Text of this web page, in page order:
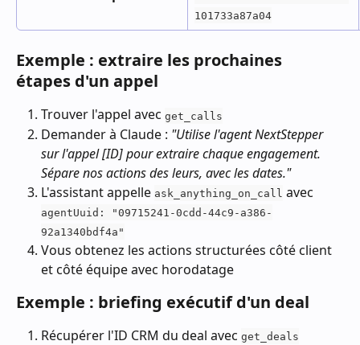
101733a87a04
Exemple : extraire les prochaines
étapes d'un appel
Trouver l'appel avec get_calls
Demander à Claude : "Utilise l'agent NextStepper
sur l'appel [ID] pour extraire chaque engagement.
Sépare nos actions des leurs, avec les dates."
L'assistant appelle ask_anything_on_call avec
agentUuid: "09715241-0cdd-44c9-a386-
92a1340bdf4a"
Vous obtenez les actions structurées côté client
et côté équipe avec horodatage
Exemple : briefing exécutif d'un deal
Récupérer l'ID CRM du deal avec get_deals